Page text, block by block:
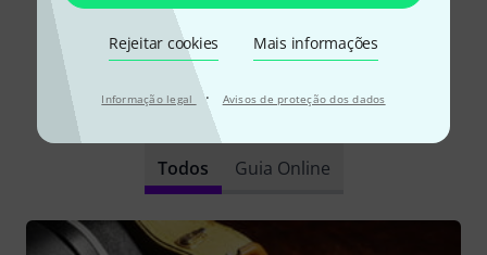
Rejeitar cookies Mais informações
Informação legal · Avisos de proteção dos dados
Ler todas as reviews
Sabia?
Todos Guia Online